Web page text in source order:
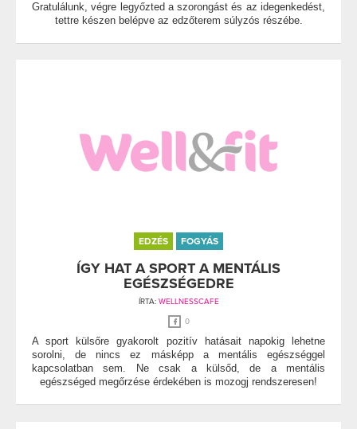
Gratulálunk, végre legyőzted a szorongást és az idegenkedést,
tettre készen belépve az edzőterem súlyzós részébe.
EDZÉS FOGYÁS
ÍGY HAT A SPORT A MENTÁLIS
EGÉSZSÉGEDRE
ÍRTA: WELLNESSCAFE
0
A sport külsőre gyakorolt pozitív hatásait napokig lehetne
sorolni, de nincs ez másképp a mentális egészséggel
kapcsolatban sem. Ne csak a külsőd, de a mentális
egészséged megőrzése érdekében is mozogj rendszeresen!